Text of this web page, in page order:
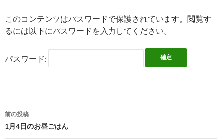
プ
このコンテンツはパスワードで保護されています。閲覧す
るには以下にパスワードを入力してください。
パスワード:
投
前の投稿
1月4日のお昼ごはん